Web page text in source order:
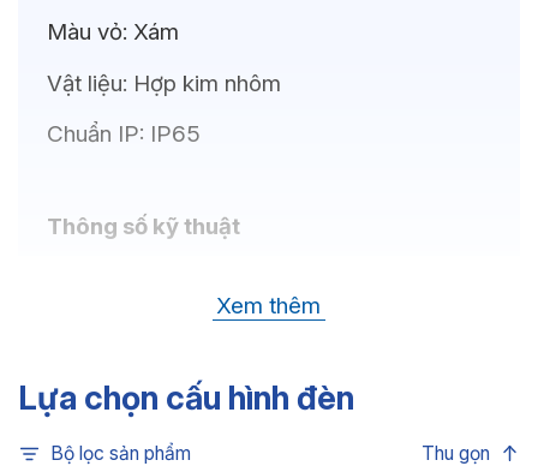
Màu vỏ: Xám
Vật liệu: Hợp kim nhôm
Chuẩn IP: IP65
Thông số kỹ thuật
Xanh dương, Xanh lá, Đỏ,
Chỉ số hoàn màu: CRI>80
Xem thêm
Lựa chọn cấu hình đèn
Bộ lọc sản phẩm Thu gọn